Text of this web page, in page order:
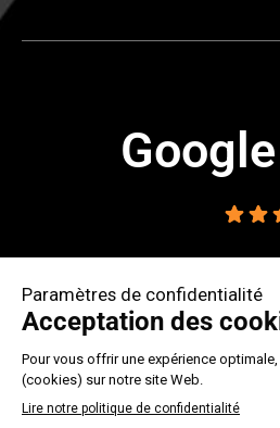
Google
ESPACE CLIENT
CMMTQ/CMEQ 8286-4695-15